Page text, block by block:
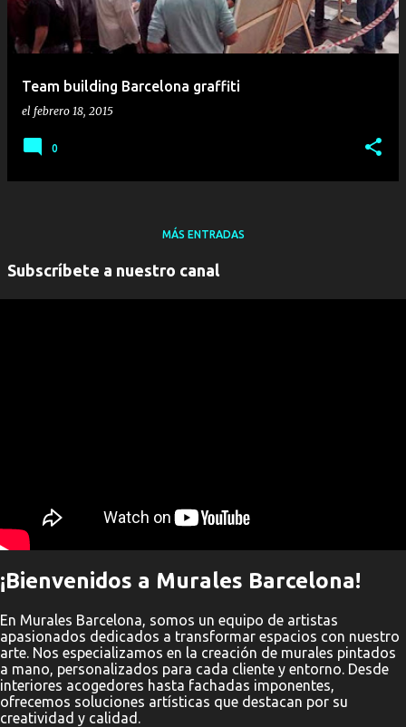
Team building Barcelona graffiti
el febrero 18, 2015
0
MÁS ENTRADAS
Subscríbete a nuestro canal
¡Bienvenidos a Murales Barcelona!
En Murales Barcelona, somos un equipo de artistas
apasionados dedicados a transformar espacios con nuestro
arte. Nos especializamos en la creación de murales pintados
a mano, personalizados para cada cliente y entorno. Desde
interiores acogedores hasta fachadas imponentes,
ofrecemos soluciones artísticas que destacan por su
creatividad y calidad.